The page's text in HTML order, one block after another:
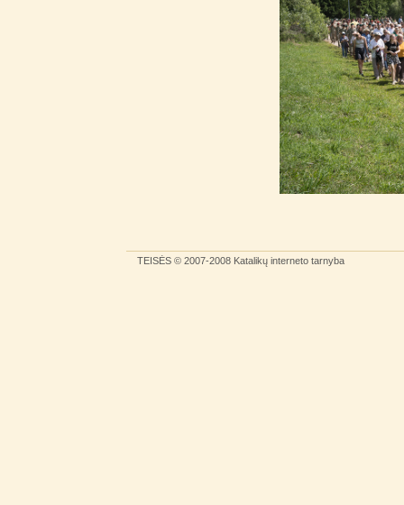
TEISĖS © 2007-2008 Katalikų interneto tarnyba